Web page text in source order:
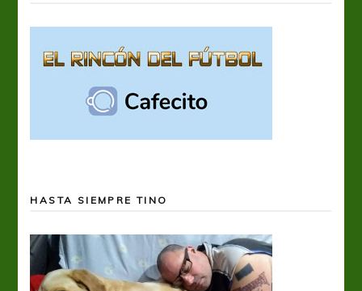
HASTA SIEMPRE TINO